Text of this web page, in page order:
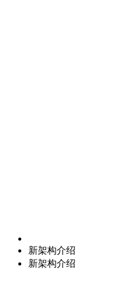
新架构介绍
新架构介绍